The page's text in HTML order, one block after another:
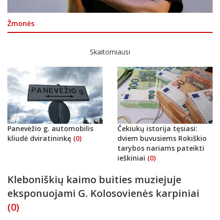
Žmonės
Skaitomiausi
Panevėžio g. automobilis
kliudė dviratininkę (0)
Čekiukų istorija tęsiasi:
dviem buvusiems Rokiškio
tarybos nariams pateikti
ieškiniai (0)
Kleboniškių kaimo buities muziejuje
eksponuojami G. Kolosovienės karpiniai
(0)